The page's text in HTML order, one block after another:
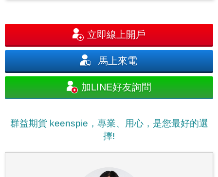
立即線上開戶
馬上來電
加LINE好友詢問
群益期貨 keenspie，專業、用心，是您最好的選
擇!